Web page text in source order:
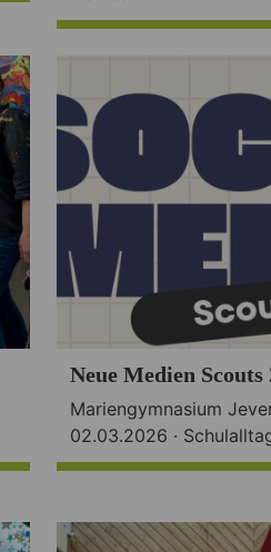
Neue Medien Scouts
Mariengymnasium
02.03.2026 ·